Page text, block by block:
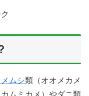
メムシ類（オオメカメ
ムミカメ）やダニ類